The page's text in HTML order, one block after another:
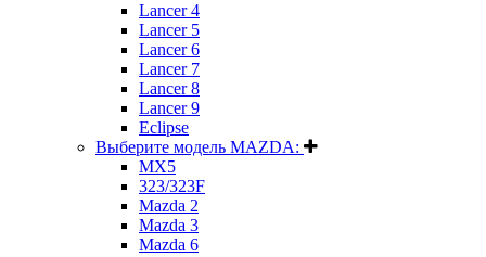
Lancer 4
Lancer 5
Lancer 6
Lancer 7
Lancer 8
Lancer 9
Eclipse
Выберите модель MAZDA:
MX5
323/323F
Mazda 2
Mazda 3
Mazda 6